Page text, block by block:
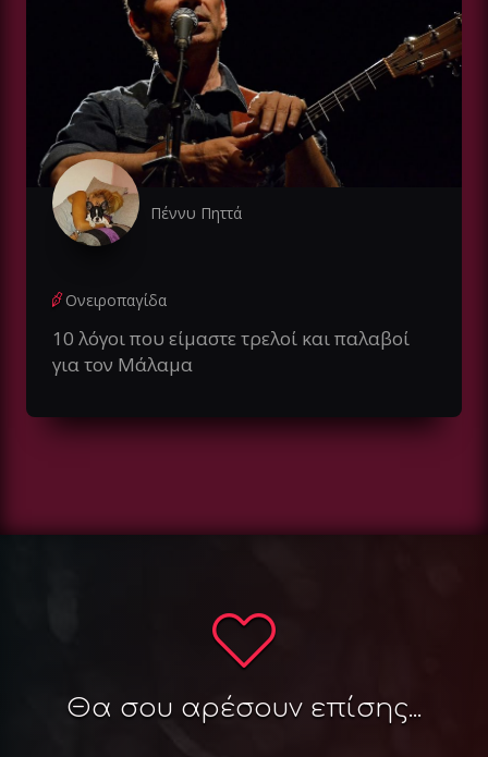
Πέννυ Πηττά
Ονειροπαγίδα
10 λόγοι που είμαστε τρελοί και παλαβοί
για τον Μάλαμα
Θα σου αρέσουν επίσης...